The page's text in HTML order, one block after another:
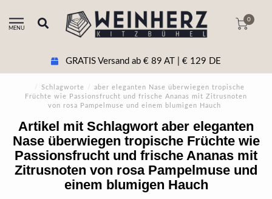
MENU
0
GRATIS Versand ab € 89 AT | € 129 DE
/ Schlagworte /
aber eleganten Nase überwiegen tropische
Früchte wie Passionsfrucht und frische Ananas mit Zitrusnoten
von rosa Pampelmuse und einem blumigen Hauch
Artikel mit Schlagwort aber eleganten
Nase überwiegen tropische Früchte wie
Passionsfrucht und frische Ananas mit
Zitrusnoten von rosa Pampelmuse und
einem blumigen Hauch